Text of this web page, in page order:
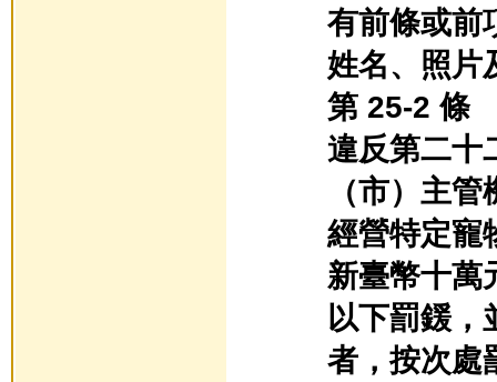
有前條或前
姓名、照片
第 25-2 條
違反第二十
（市）主
經營特定寵
新臺幣十萬
以下罰鍰，
者，按次處